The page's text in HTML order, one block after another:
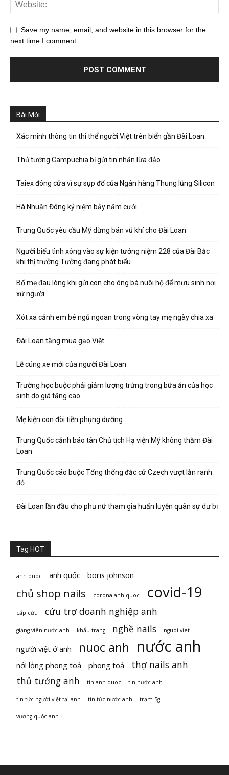
Save my name, email, and website in this browser for the
next time I comment.
Bài Mới
Xác minh thông tin thi thể người Việt trên biển gần Đài Loan
Thủ tướng Campuchia bị gửi tin nhắn lừa đảo
Taiex đóng cửa vì sự sụp đổ của Ngân hàng Thung lũng Silicon
Hà Nhuận Đông kỷ niệm bảy năm cưới
Trung Quốc yêu cầu Mỹ dừng bán vũ khí cho Đài Loan
Người biểu tình xông vào sự kiện tưởng niệm 228 của Đài Bắc
khi thị trưởng Tưởng đang phát biểu
Bố mẹ đau lòng khi gửi con cho ông bà nuôi hộ để mưu sinh nơi
xứ người
Xót xa cảnh em bé ngủ ngoan trong vòng tay mẹ ngày chia xa
Đài Loan tăng mua gạo Việt
Lễ cúng xe mới của người Đài Loan
Trường học buộc phải giảm lượng trứng trong bữa ăn của học
sinh do giá tăng cao
Mẹ kiện con đòi tiền phụng dưỡng
Trung Quốc cảnh báo tân Chủ tịch Hạ viện Mỹ không thăm Đài
Loan
Trung Quốc cáo buộc Tổng thống đắc cử Czech vượt lằn ranh
đỏ
Đài Loan lần đầu cho phụ nữ tham gia huấn luyện quân sự dự bị
Tag HOT
anh quoc anh quốc boris johnson
chủ shop nails corona anh quoc covid-19
cấp cứu cứu trợ doanh nghiệp anh
giảng viên nước anh khẩu trang nghề nails nguoi viet
người việt ở anh nuoc anh nước anh
nới lỏng phong toả phong toả
thợ nails anh
thủ tướng anh
tin anh quoc tin nước anh
tin tức người việt tại anh tin tức nước anh trạm 5g
vương quốc anh